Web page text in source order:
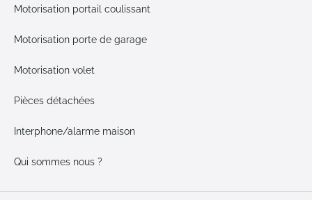
Motorisation portail coulissant
Motorisation porte de garage
Motorisation volet
Pièces détachées
Interphone/alarme maison
Qui sommes nous ?